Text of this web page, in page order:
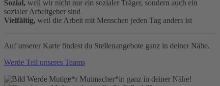
Sozial, weil wir nicht nur ein sozialer Träger, sondern auch ein
sozialer Arbeitgeber sind
Vielfältig, weil die Arbeit mit Menschen jeden Tag anders ist
Auf unserer Karte findest du Stellenangebote ganz in deiner Nähe.
Werde Teil unseres Teams